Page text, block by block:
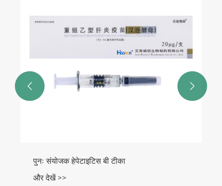
पुनः संयोजक हेपेटाइटिस बी टीका
और देखें >>
 